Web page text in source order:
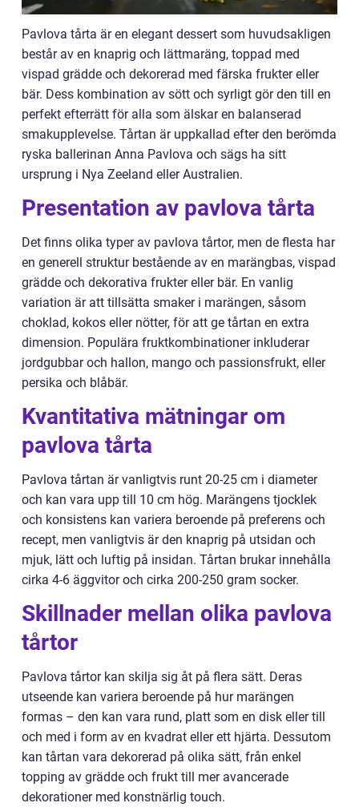
Pavlova tårta är en elegant dessert som huvudsakligen
består av en knaprig och lättmaräng, toppad med
vispad grädde och dekorerad med färska frukter eller
bär. Dess kombination av sött och syrligt gör den till en
perfekt efterrätt för alla som älskar en balanserad
smakupplevelse. Tårtan är uppkallad efter den berömda
ryska ballerinan Anna Pavlova och sägs ha sitt
ursprung i Nya Zeeland eller Australien.
Presentation av pavlova tårta
Det finns olika typer av pavlova tårtor, men de flesta har
en generell struktur bestående av en marängbas, vispad
grädde och dekorativa frukter eller bär. En vanlig
variation är att tillsätta smaker i marängen, såsom
choklad, kokos eller nötter, för att ge tårtan en extra
dimension. Populära fruktkombinationer inkluderar
jordgubbar och hallon, mango och passionsfrukt, eller
persika och blåbär.
Kvantitativa mätningar om
pavlova tårta
Pavlova tårtan är vanligtvis runt 20-25 cm i diameter
och kan vara upp till 10 cm hög. Marängens tjocklek
och konsistens kan variera beroende på preferens och
recept, men vanligtvis är den knaprig på utsidan och
mjuk, lätt och luftig på insidan. Tårtan brukar innehålla
cirka 4-6 äggvitor och cirka 200-250 gram socker.
Skillnader mellan olika pavlova
tårtor
Pavlova tårtor kan skilja sig åt på flera sätt. Deras
utseende kan variera beroende på hur marängen
formas – den kan vara rund, platt som en disk eller till
och med i form av en kvadrat eller ett hjärta. Dessutom
kan tårtan vara dekorerad på olika sätt, från enkel
topping av grädde och frukt till mer avancerade
dekorationer med konstnärlig touch.